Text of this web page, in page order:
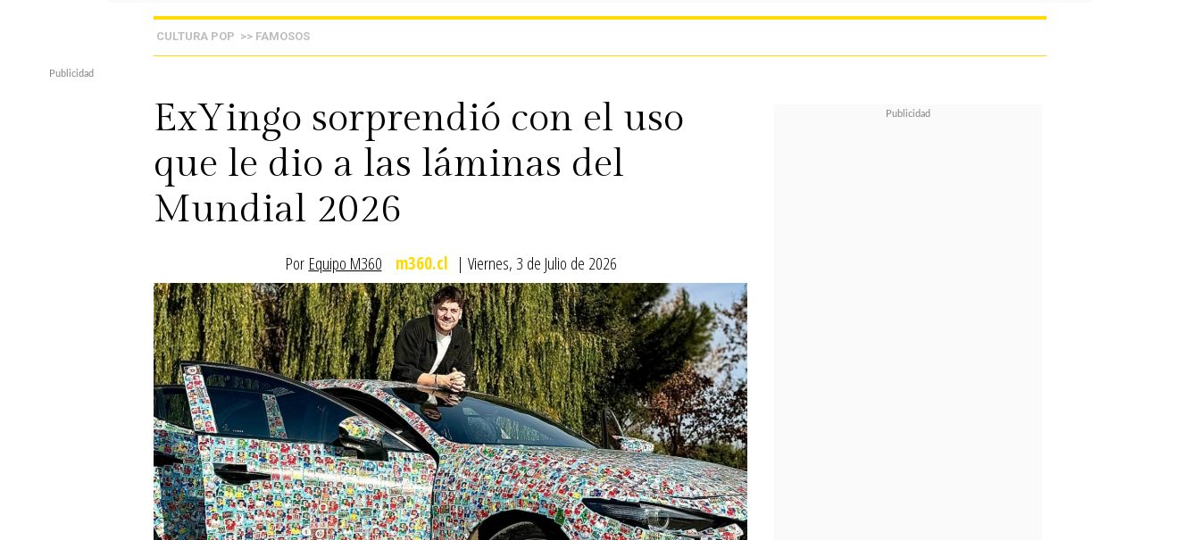
CULTURA POP >> FAMOSOS
ExYingo sorprendió con el uso
que le dio a las láminas del
Mundial 2026
Por Equipo M360 m360.cl | Viernes, 3 de Julio de 2026